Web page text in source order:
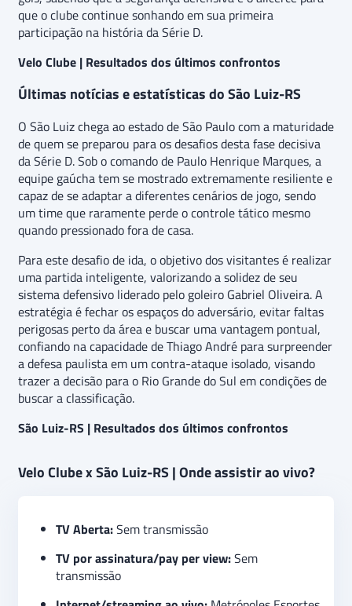
que o clube continue sonhando em sua primeira
participação na história da Série D.
Velo Clube | Resultados dos últimos confrontos
Últimas notícias e estatísticas do São Luiz-RS
O São Luiz chega ao estado de São Paulo com a maturidade
de quem se preparou para os desafios desta fase decisiva
da Série D. Sob o comando de Paulo Henrique Marques, a
equipe gaúcha tem se mostrado extremamente resiliente e
capaz de se adaptar a diferentes cenários de jogo, sendo
um time que raramente perde o controle tático mesmo
quando pressionado fora de casa.
Para este desafio de ida, o objetivo dos visitantes é realizar
uma partida inteligente, valorizando a solidez de seu
sistema defensivo liderado pelo goleiro Gabriel Oliveira. A
estratégia é fechar os espaços do adversário, evitar faltas
perigosas perto da área e buscar uma vantagem pontual,
confiando na capacidade de Thiago André para surpreender
a defesa paulista em um contra-ataque isolado, visando
trazer a decisão para o Rio Grande do Sul em condições de
buscar a classificação.
São Luiz-RS | Resultados dos últimos confrontos
Velo Clube x São Luiz-RS | Onde assistir ao vivo?
TV Aberta:Sem transmissão
TV por assinatura/pay per view:Sem
transmissão